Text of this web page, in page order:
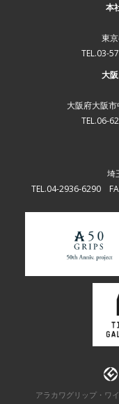
本
東
TEL.03-
大
大阪府大阪
TEL.06-
埼
TEL.04-2936-6290
アラカワグリップ・ワ